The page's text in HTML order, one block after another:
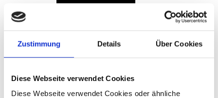
Zustimmung Details Über Cookies
Diese Webseite verwendet Cookies
Diese Webseite verwendet Cookies oder ähnliche